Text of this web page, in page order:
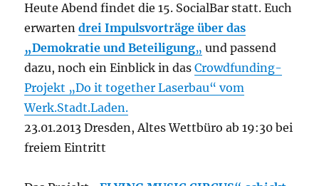
Heute Abend findet die 15. SocialBar statt. Euch
erwartendrei Impulsvorträge über das
„Demokratie und Beteiligung„ und passend
dazu, noch ein Einblick in dasCrowdfunding-
Projekt „Do it together Laserbau“ vom
Werk.Stadt.Laden.
23.01.2013 Dresden, Altes Wettbüro ab 19:30 bei
freiem Eintritt